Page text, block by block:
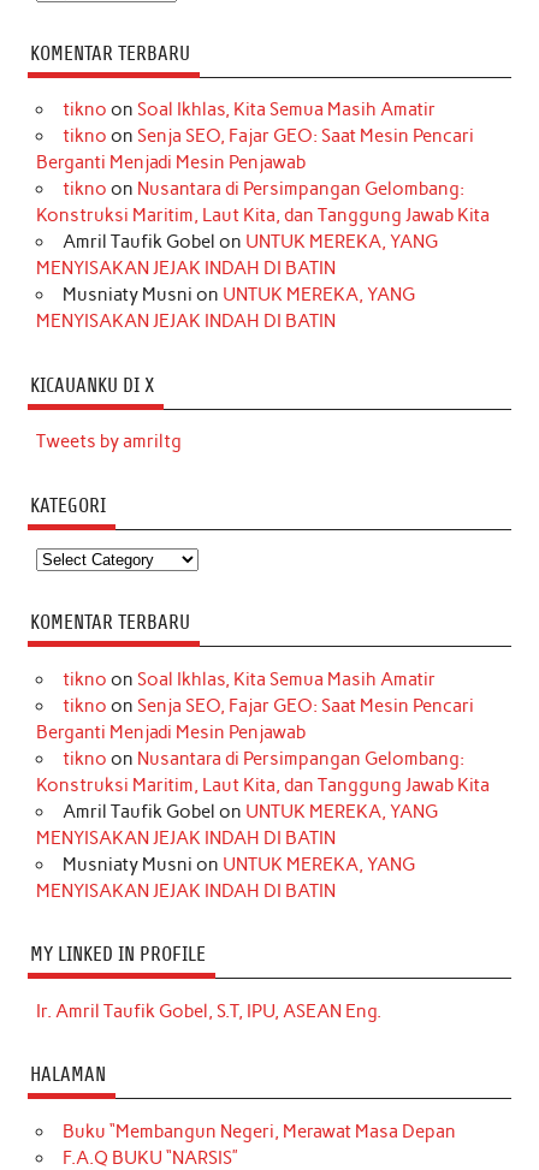
KOMENTAR TERBARU
tikno on Soal Ikhlas, Kita Semua Masih Amatir
tikno on Senja SEO, Fajar GEO: Saat Mesin Pencari
Berganti Menjadi Mesin Penjawab
tikno on Nusantara di Persimpangan Gelombang:
Konstruksi Maritim, Laut Kita, dan Tanggung Jawab Kita
Amril Taufik Gobel on UNTUK MEREKA, YANG
MENYISAKAN JEJAK INDAH DI BATIN
Musniaty Musni on UNTUK MEREKA, YANG
MENYISAKAN JEJAK INDAH DI BATIN
KICAUANKU DI X
Tweets by amriltg
KATEGORI
Kategori
KOMENTAR TERBARU
tikno on Soal Ikhlas, Kita Semua Masih Amatir
tikno on Senja SEO, Fajar GEO: Saat Mesin Pencari
Berganti Menjadi Mesin Penjawab
tikno on Nusantara di Persimpangan Gelombang:
Konstruksi Maritim, Laut Kita, dan Tanggung Jawab Kita
Amril Taufik Gobel on UNTUK MEREKA, YANG
MENYISAKAN JEJAK INDAH DI BATIN
Musniaty Musni on UNTUK MEREKA, YANG
MENYISAKAN JEJAK INDAH DI BATIN
MY LINKED IN PROFILE
Ir. Amril Taufik Gobel, S.T, IPU, ASEAN Eng.
HALAMAN
Buku “Membangun Negeri, Merawat Masa Depan
F.A.Q BUKU “NARSIS”